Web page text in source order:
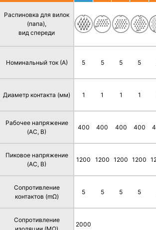
Распиновка для вилок
(папа),
вид спереди
Номинальный ток (А)
Диаметр контакта (мм)
Рабочее напряжение
(AC, В)
Пиковое напряжение
(AC, В)
Сопротивление
контактов (mΩ)
Сопротивление
5
1
400
1200
5
2000
5
1
400
1200
5
5
1
400
1200
5
5
1
400
1200
5